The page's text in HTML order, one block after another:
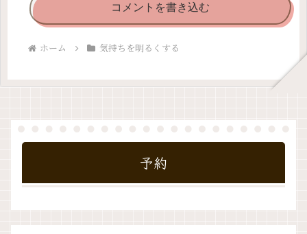
コメントを書き込む
ホーム 気持ちを明るくする
予約